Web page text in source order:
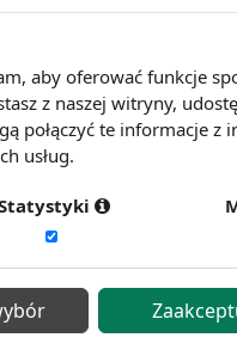
aby oferować funkcje
z naszej witryny,
połączyć te informacje z
usług.